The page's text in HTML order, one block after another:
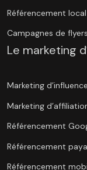
Référencement local
Campagnes de flyers
Le marketing
Marketing
Marketing
Référencement
Référencement
Référencement